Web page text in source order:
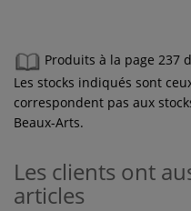
Produits à la page 237
Les stocks indiqués sont
correspondent pas aux
Beaux-Arts.
Les clients ont
articles